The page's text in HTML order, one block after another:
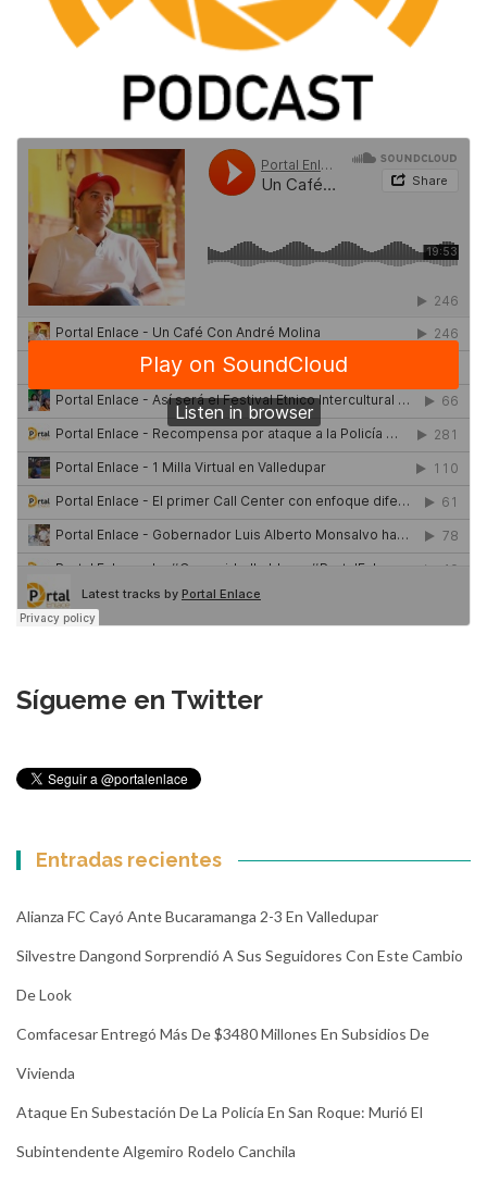
Sígueme en Twitter
Entradas recientes
Alianza FC Cayó Ante Bucaramanga 2-3 En Valledupar
Silvestre Dangond Sorprendió A Sus Seguidores Con Este Cambio
De Look
Comfacesar Entregó Más De $3480 Millones En Subsidios De
Vivienda
Ataque En Subestación De La Policía En San Roque: Murió El
Subintendente Algemiro Rodelo Canchila